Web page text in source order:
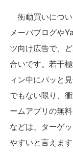
衝動買いにつ
メーバブログや
ツ向け広告で、
合いです。若干
ィン中にパッと
でもない限り、
ームアプリの無
などは、ターゲ
やすいと言えます